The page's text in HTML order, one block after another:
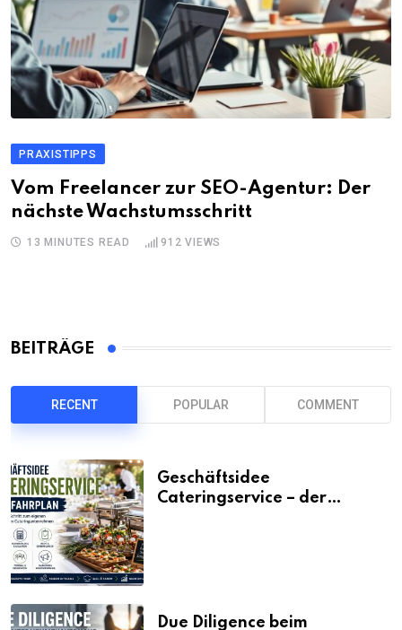
PRAXISTIPPS
Vom Freelancer zur SEO-Agentur: Der
nächste Wachstumsschritt
13 MINUTES READ 912 VIEWS
BEITRÄGE
RECENT POPULAR COMMENT
Geschäftsidee
Cateringservice – der
Due Diligence beim